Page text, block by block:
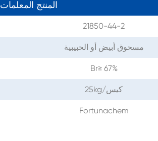
المنتج المعلمات
21850-44-2
مسحوق أبيض أو الحبيبية
Br≥ 67%
25kg/كيس
Fortunachem